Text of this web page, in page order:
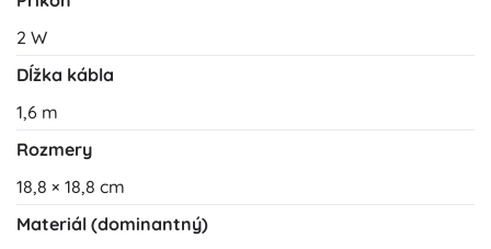
2 W
Dĺžka kábla
1,6 m
Rozmery
18,8 × 18,8 cm
Materiál (dominantný)